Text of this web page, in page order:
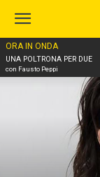
ORA IN ONDA
UNA POLTRONA PER DUE
con Fausto Peppi
Home